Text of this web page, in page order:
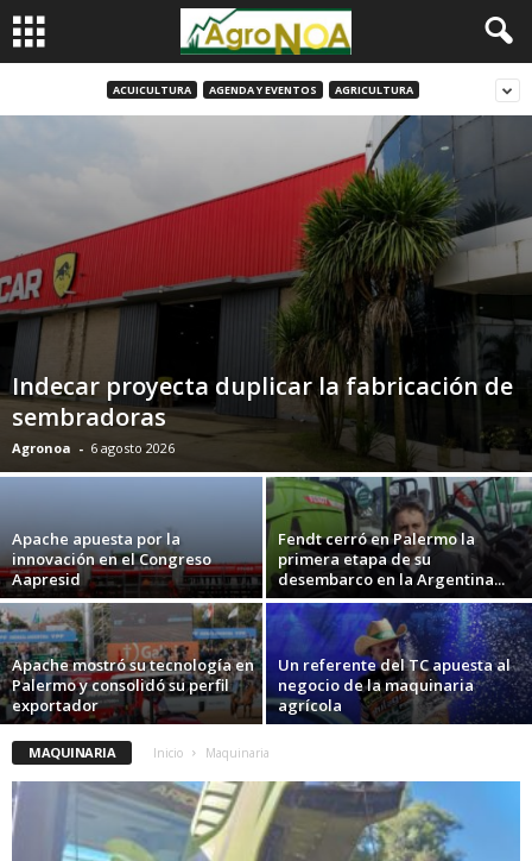
ACUICULTURA AGENDA Y EVENTOS AGRICULTURA
Indecar proyecta duplicar la fabricación de
sembradoras
Agronoa - 6 agosto 2026
Apache apuesta por la
innovación en el Congreso
Aapresid
Fendt cerró en Palermo la
primera etapa de su
desembarco en la Argentina...
Apache mostró su tecnología en
Palermo y consolidó su perfil
exportador
Un referente del TC apuesta al
negocio de la maquinaria
agrícola
MAQUINARIA Inicio Maquinaria